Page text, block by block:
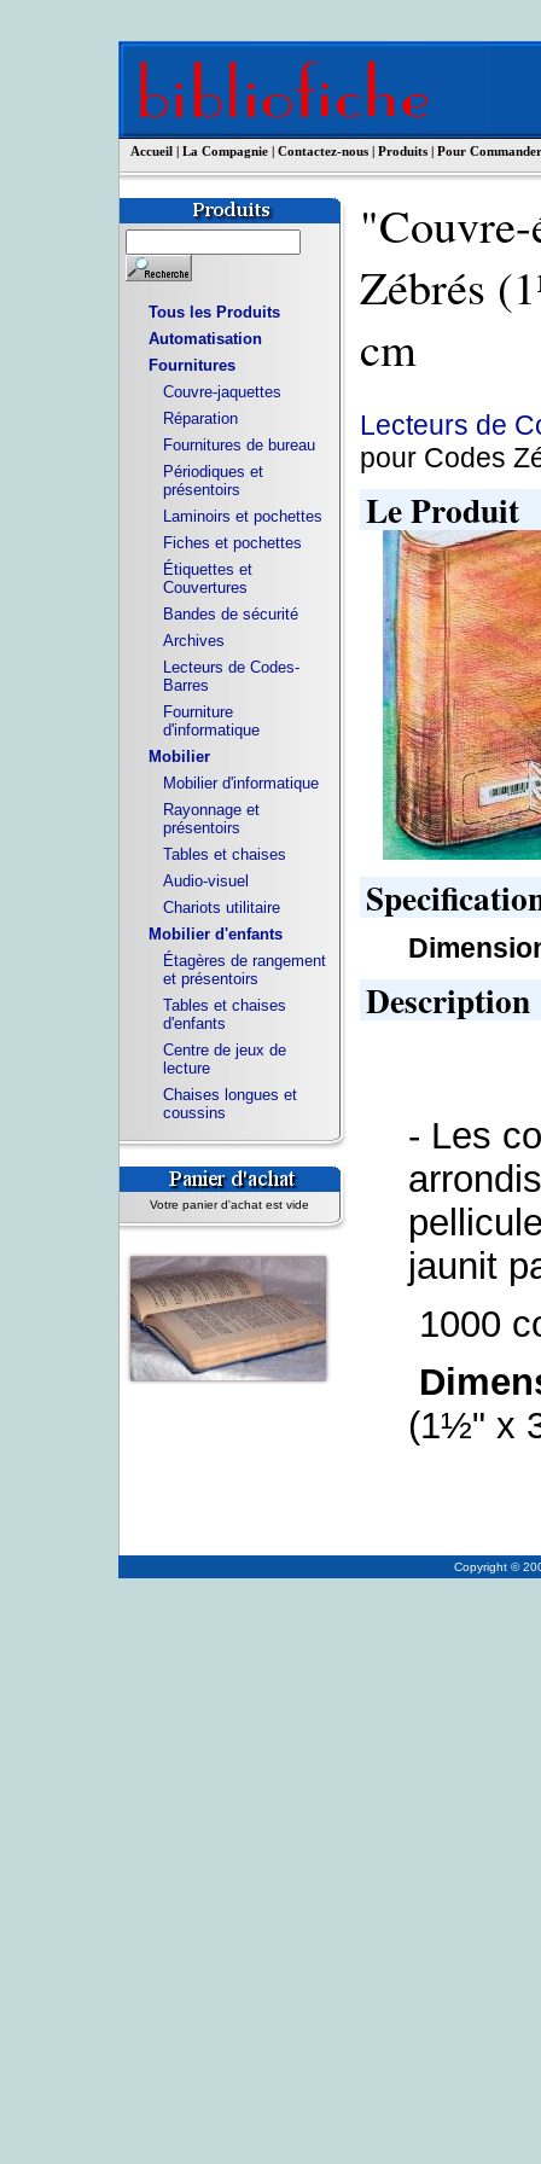
Accueil | La Compagnie | Contactez-nous | Produits | Pour Commander
Tous les Produits
Automatisation
Fournitures
Couvre-jaquettes
Réparation
Fournitures de bureau
Périodiques et
présentoirs
Laminoirs et pochettes
Fiches et pochettes
Étiquettes et
Couvertures
Bandes de sécurité
Archives
Lecteurs de Codes-
Barres
Fourniture
d'informatique
Mobilier
Mobilier d'informatique
Rayonnage et
présentoirs
Tables et chaises
Audio-visuel
Chariots utilitaire
Mobilier d'enfants
Étagères de rangement
et présentoirs
Tables et chaises
d'enfants
Centre de jeux de
lecture
Chaises longues et
coussins
Votre panier d'achat est vide
Zébrés
cm
Lecteurs de
pour Codes
Le Produit
Description
- Les
jaunit
1000
(1½" x
Copyright ©